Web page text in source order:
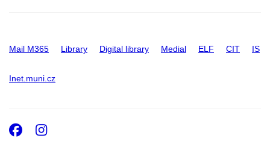
Mail M365 Library Digital library Medial ELF CIT IS
Inet.muni.cz
Facebook
Instagram